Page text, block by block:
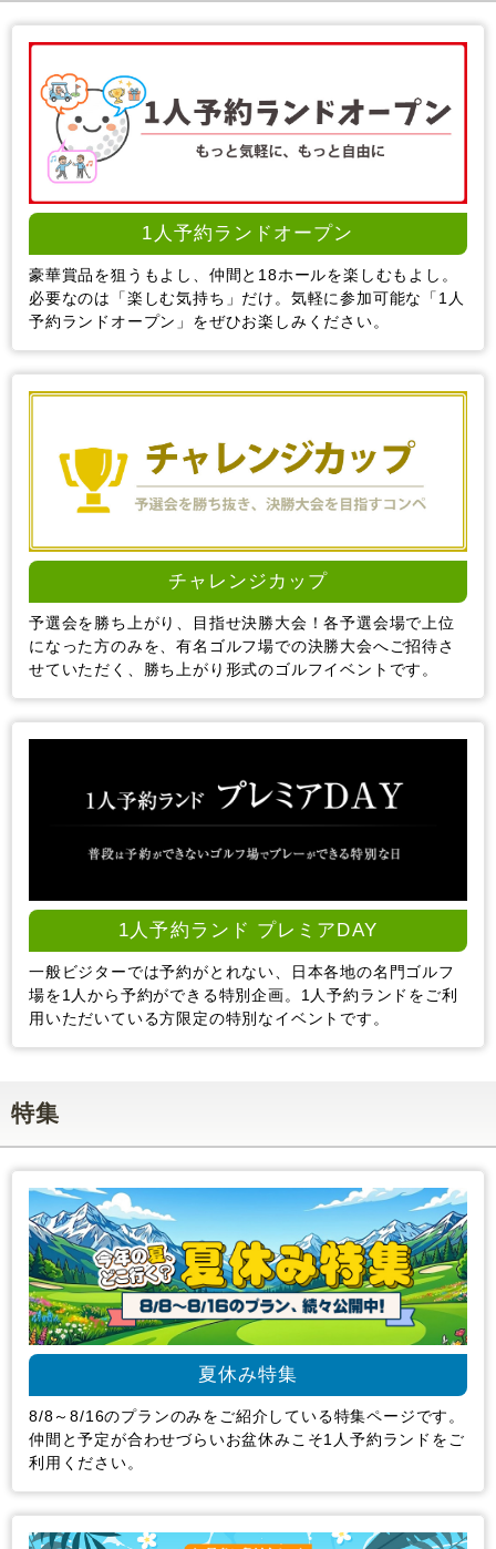
1人予約ランドオープン
豪華賞品を狙うもよし、仲間と18ホールを楽しむもよし。
必要なのは「楽しむ気持ち」だけ。気軽に参加可能な「1人
予約ランドオープン」をぜひお楽しみください。
チャレンジカップ
予選会を勝ち上がり、目指せ決勝大会！各予選会場で上位
になった方のみを、有名ゴルフ場での決勝大会へご招待さ
せていただく、勝ち上がり形式のゴルフイベントです。
1人予約ランド プレミアDAY
一般ビジターでは予約がとれない、日本各地の名門ゴルフ
場を1人から予約ができる特別企画。1人予約ランドをご利
用いただいている方限定の特別なイベントです。
特集
夏休み特集
8/8～8/16のプランのみをご紹介している特集ページです。
仲間と予定が合わせづらいお盆休みこそ1人予約ランドをご
利用ください。